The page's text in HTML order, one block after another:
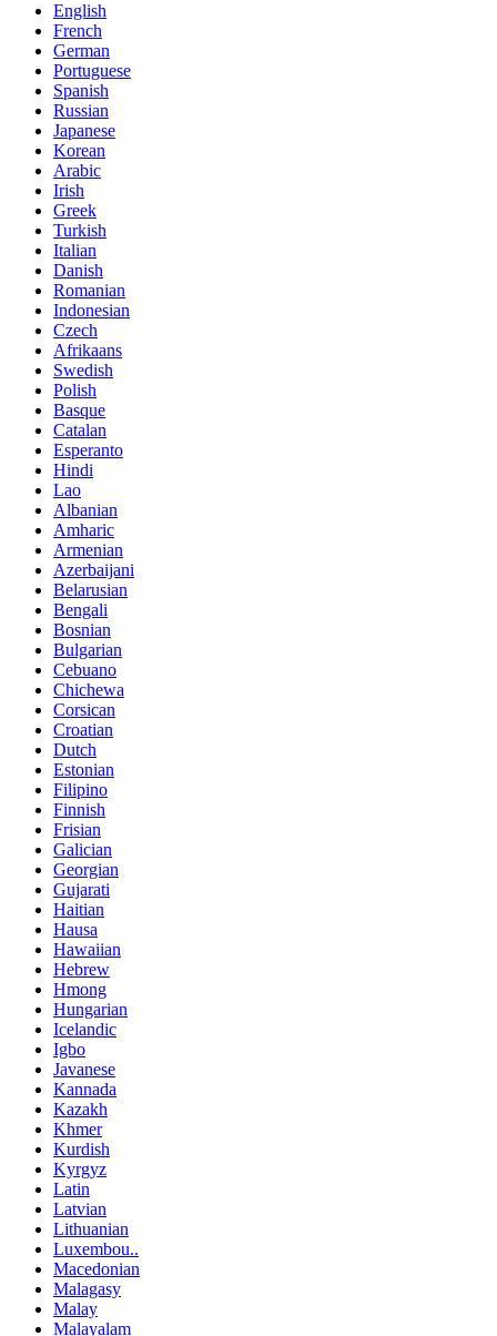
English
French
German
Portuguese
Spanish
Russian
Japanese
Korean
Arabic
Irish
Greek
Turkish
Italian
Danish
Romanian
Indonesian
Czech
Afrikaans
Swedish
Polish
Basque
Catalan
Esperanto
Hindi
Lao
Albanian
Amharic
Armenian
Azerbaijani
Belarusian
Bengali
Bosnian
Bulgarian
Cebuano
Chichewa
Corsican
Croatian
Dutch
Estonian
Filipino
Finnish
Frisian
Galician
Georgian
Gujarati
Haitian
Hausa
Hawaiian
Hebrew
Hmong
Hungarian
Icelandic
Igbo
Javanese
Kannada
Kazakh
Khmer
Kurdish
Kyrgyz
Latin
Latvian
Lithuanian
Luxembou..
Macedonian
Malagasy
Malay
Malayalam